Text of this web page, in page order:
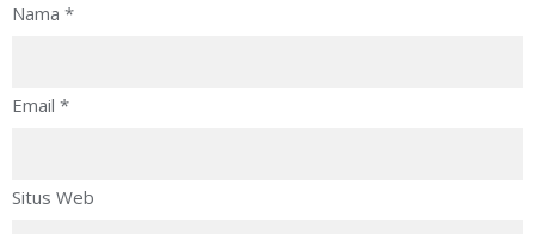
Nama *
Email *
Situs Web